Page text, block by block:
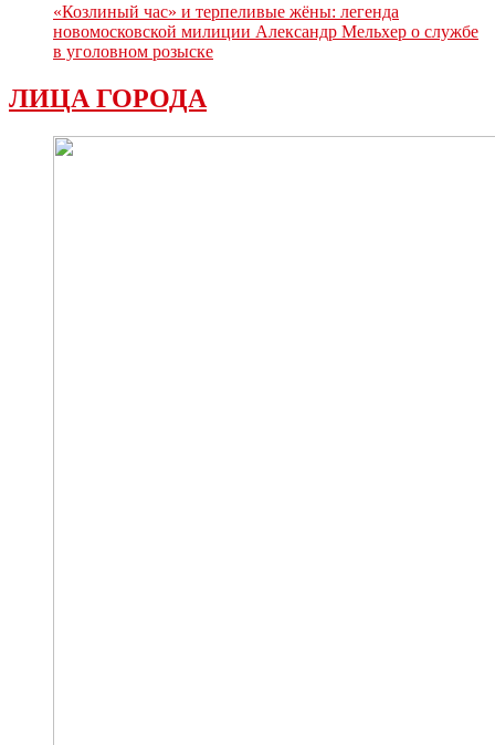
«Козлиный час» и терпеливые жёны: легенда
новомосковской милиции Александр Мельхер о службе
в уголовном розыске
ЛИЦА ГОРОДА